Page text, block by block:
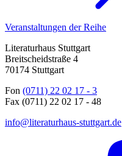
Veranstaltungen der Reihe
Literaturhaus Stuttgart
Breitscheidstraße 4
70174 Stuttgart
Fon (0711) 22 02 17 - 3
Fax (0711) 22 02 17 - 48
info@literaturhaus-stuttgart.de